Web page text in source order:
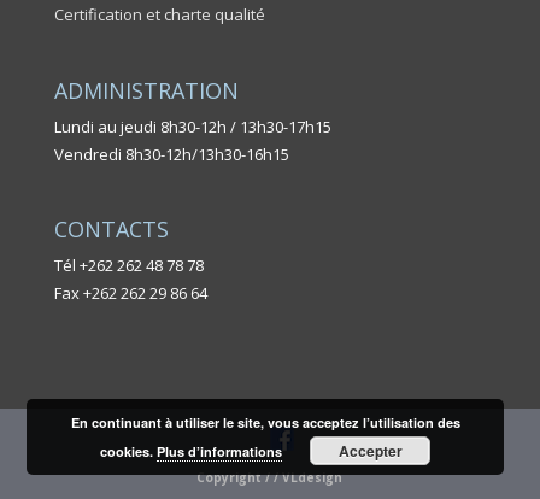
Certification et charte qualité
ADMINISTRATION
Lundi au jeudi 8h30-12h / 13h30-17h15
Vendredi 8h30-12h/13h30-16h15
CONTACTS
Tél +262 262 48 78 78
Fax +262 262 29 86 64
Copyright / / VLdesign
En continuant à utiliser le site, vous acceptez l’utilisation des
cookies.Plus d’informations Accepter